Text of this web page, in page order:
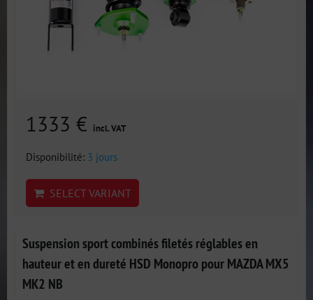
1333 € incl. VAT
Disponibilité: 3 jours
SELECT VARIANT
Suspension sport combinés filetés réglables en
hauteur et en dureté HSD Monopro pour MAZDA MX5
MK2 NB